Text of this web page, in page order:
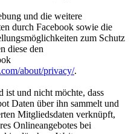
und die weitere
durch Facebook sowie die
zum Schutz
diese den
about/privacy/.
ist und nicht möchte, dass
Daten über ihn sammelt und
Mitgliedsdaten verknüpft,
Onlineangebotes bei